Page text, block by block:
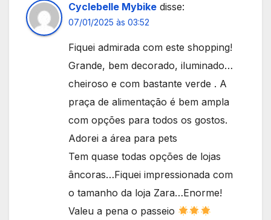
Cyclebelle Mybike disse:
07/01/2025 às 03:52
Fiquei admirada com este shopping!
Grande, bem decorado, iluminado…
cheiroso e com bastante verde . A
praça de alimentação é bem ampla
com opções para todos os gostos.
Adorei a área para pets
Tem quase todas opções de lojas
âncoras…Fiquei impressionada com
o tamanho da loja Zara…Enorme!
Valeu a pena o passeio